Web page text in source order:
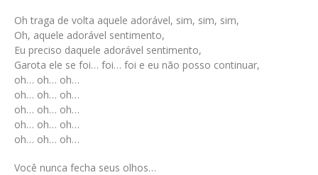
Oh traga de volta aquele adorável, sim, sim, sim,
Oh, aquele adorável sentimento,
Eu preciso daquele adorável sentimento,
Garota ele se foi… foi… foi e eu não posso continuar,
oh… oh… oh…
oh… oh… oh…
oh… oh… oh…
oh… oh… oh…
oh… oh… oh…
Você nunca fecha seus olhos…